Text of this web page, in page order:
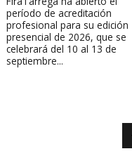
período de acreditación
profesional para su edición
presencial de 2026, que se
celebrará del 10 al 13 de
septiembre...